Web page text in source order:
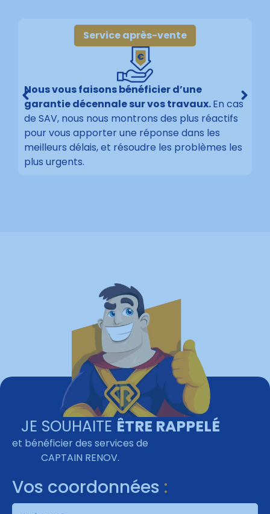
Service après-vente
Nous vous faisons bénéficier d’une
garantie décennale sur vos travaux.En cas
de SAV, nous nous montrons des plus réactifs
pour vous apporter une réponse dans les
meilleurs délais, et résoudre les problèmes les
plus urgents.
JE SOUHAITE ÊTRE RAPPELÉ
et bénéficier des services de
CAPTAIN RENOV.
Vos coordonnées :